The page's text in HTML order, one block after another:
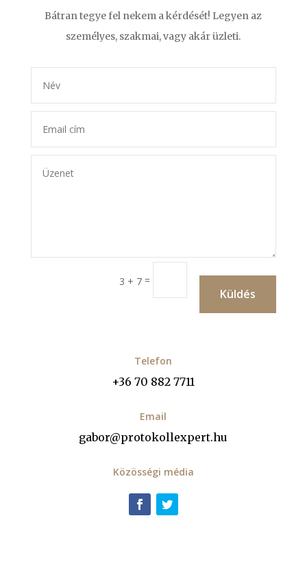
Bátran tegye fel nekem a kérdését! Legyen az
személyes, szakmai, vagy akár üzleti.
3 + 7 =
Küldés
Telefon
+36 70 882 7711
Email
gabor@protokollexpert.hu
Közösségi média